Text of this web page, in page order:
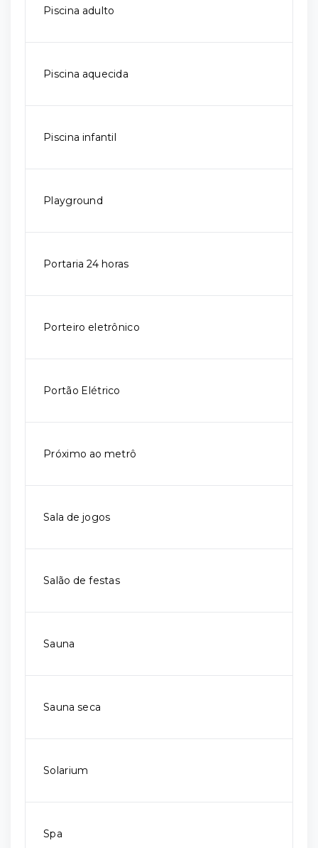
Piscina adulto
Piscina aquecida
Piscina infantil
Playground
Portaria 24 horas
Porteiro eletrônico
Portão Elétrico
Próximo ao metrô
Sala de jogos
Salão de festas
Sauna
Sauna seca
Solarium
Spa